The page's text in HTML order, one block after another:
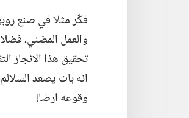
والعمل المضني،‏
انه بات يصعد
وقوعه ارضا!‏